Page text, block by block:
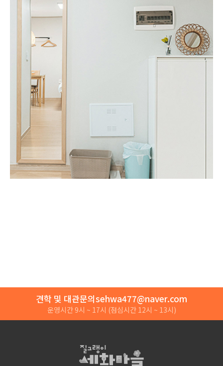
견학 및 대관문의sehwa477@naver.com
운영시간 9시 ~ 17시 (점심시간 12시 ~ 13시)
세화마을